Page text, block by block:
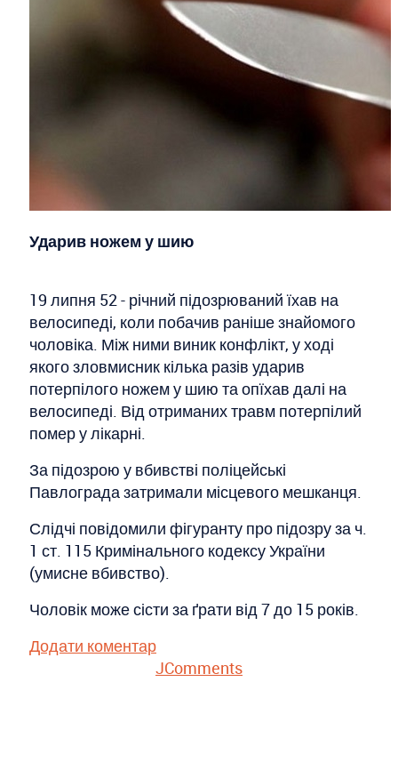
Ударив ножем у шию
19 липня 52 - річний підозрюваний їхав на
велосипеді, коли побачив раніше знайомого
чоловіка. Між ними виник конфлікт, у ході
якого зловмисник кілька разів ударив
потерпілого ножем у шию та опїхав далі на
велосипеді. Від отриманих травм потерпілий
помер у лікарні.
За підозрою у вбивстві поліцейські
Павлограда затримали місцевого мешканця.
Слідчі повідомили фігуранту про підозру за ч.
1 ст. 115 Кримінального кодексу України
(умисне вбивство).
Чоловік може сісти за ґрати від 7 до 15 років.
Додати коментар
JComments